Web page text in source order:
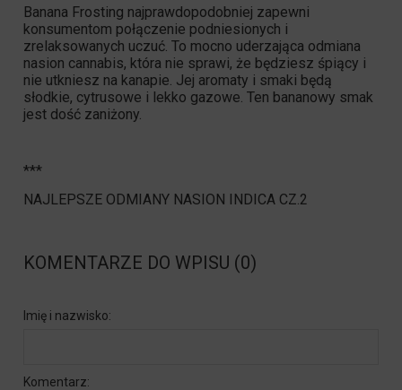
Banana Frosting najprawdopodobniej zapewni
konsumentom połączenie podniesionych i
zrelaksowanych uczuć. To mocno uderzająca odmiana
nasion cannabis, która nie sprawi, że będziesz śpiący i
nie utkniesz na kanapie. Jej aromaty i smaki będą
słodkie, cytrusowe i lekko gazowe. Ten bananowy smak
jest dość zaniżony.
***
NAJLEPSZE ODMIANY NASION INDICA CZ.2
KOMENTARZE DO WPISU (0)
Imię i nazwisko:
Komentarz: